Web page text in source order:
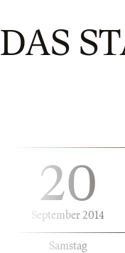
DAS
20
September 2014
Samstag